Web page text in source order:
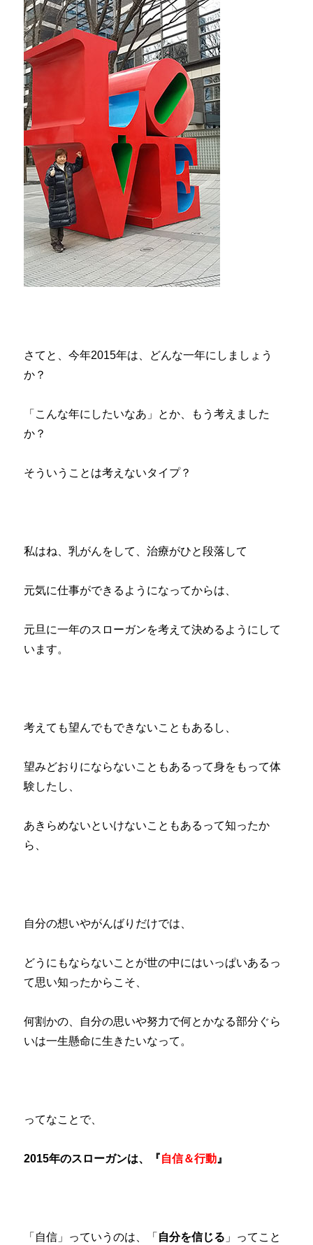
さてと、今年2015年は、どんな一年にしましょう
か？
「こんな年にしたいなあ」とか、もう考えました
か？
そういうことは考えないタイプ？
私はね、乳がんをして、治療がひと段落して
元気に仕事ができるようになってからは、
元旦に一年のスローガンを考えて決めるようにして
います。
考えても望んでもできないこともあるし、
望みどおりにならないこともあるって身をもって体
験したし、
あきらめないといけないこともあるって知ったか
ら、
自分の想いやがんばりだけでは、
どうにもならないことが世の中にはいっぱいあるっ
て思い知ったからこそ、
何割かの、自分の思いや努力で何とかなる部分ぐら
いは一生懸命に生きたいなって。
ってなことで、
2015年のスローガンは、『自信＆行動 』
「自信」っていうのは、「 自分を信じる 」ってこと